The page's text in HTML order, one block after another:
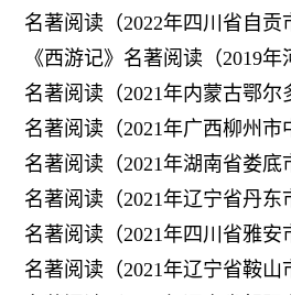
名著阅读（2022年四川省自贡
《西游记》名著阅读（2019年
名著阅读（2021年内蒙古鄂尔
名著阅读（2021年广西柳州市
名著阅读（2021年湖南省娄底
名著阅读（2021年辽宁省丹东
名著阅读（2021年四川省雅安
名著阅读（2021年辽宁省鞍山